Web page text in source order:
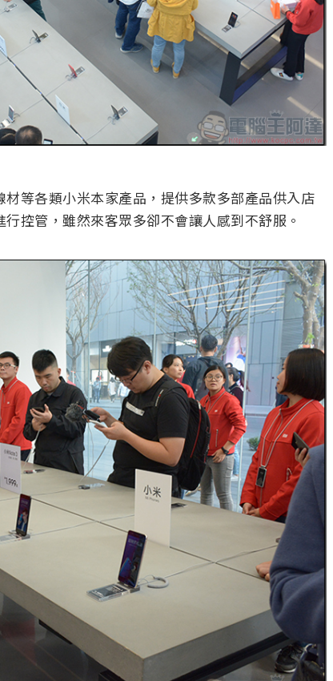
等各類小米本家產品，提供多款多部產品供入店
控管，雖然來客眾多卻不會讓人感到不舒服。